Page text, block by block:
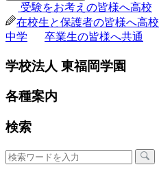
受験をお考えの皆様へ高校
在校生と保護者の皆様へ高校
中学
卒業生の皆様へ共通
学校法人 東福岡学園
各種案内
検索